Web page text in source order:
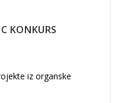
KONKURS
iz organske